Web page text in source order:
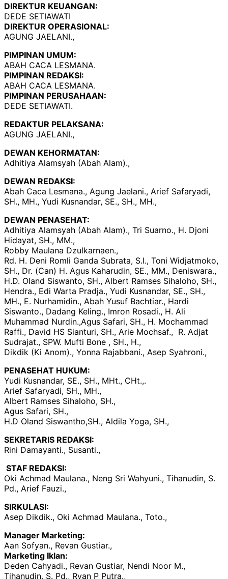
DIREKTUR KEUANGAN:
DEDE SETIAWATI
DIREKTUR OPERASIONAL:
AGUNG JAELANI.,
PIMPINAN UMUM:
ABAH CACA LESMANA.
PIMPINAN REDAKSI:
ABAH CACA LESMANA.
PIMPINAN PERUSAHAAN:
DEDE SETIAWATI.
REDAKTUR PELAKSANA:
AGUNG JAELANI.,
DEWAN KEHORMATAN:
Adhitiya Alamsyah (Abah Alam).,
DEWAN REDAKSI:
Abah Caca Lesmana., Agung Jaelani., Arief Safaryadi,
SH., MH., Yudi Kusnandar, SE., SH., MH.,
DEWAN PENASEHAT:
Adhitiya Alamsyah (Abah Alam)., Tri Suarno., H. Djoni
Hidayat, SH., MM.,
Robby Maulana Dzulkarnaen.,
Rd. H. Deni Romli Ganda Subrata, S.I., Toni Widjatmoko,
SH., Dr. (Can) H. Agus Kaharudin, SE., MM., Deniswara.,
H.D. Oland Siswanto, SH., Albert Ramses Sihaloho, SH.,
Hendra., Edi Warta Pradja., Yudi Kusnandar, SE., SH.,
MH., E. Nurhamidin., Abah Yusuf Bachtiar., Hardi
Siswanto., Dadang Keling., Imron Rosadi., H. Ali
Muhammad Nurdin.,Agus Safari, SH., H. Mochammad
Raffi., David HS Sianturi, SH., Arie Mochsaf., R. Adjat
Sudrajat., SPW. Mufti Bone , SH., H.,
Dikdik (Ki Anom)., Yonna Rajabbani., Asep Syahroni.,
PENASEHAT HUKUM:
Yudi Kusnandar, SE., SH., MHt., CHt.,.
Arief Safaryadi, SH., MH.,
Albert Ramses Sihaloho, SH.,
Agus Safari, SH.,
H.D Oland Siswantho,SH., Aldila Yoga, SH.,
SEKRETARIS REDAKSI:
Rini Damayanti., Susanti.,
STAF REDAKSI:
Oki Achmad Maulana., Neng Sri Wahyuni., Tihanudin, S.
Pd., Arief Fauzi.,
SIRKULASI:
Asep Dikdik., Oki Achmad Maulana., Toto.,
Manager Marketing:
Aan Sofyan., Revan Gustiar.,
Marketing Iklan:
Deden Cahyadi., Revan Gustiar, Nendi Noor M.,
Tihanudin, S. Pd., Ryan P Putra.,